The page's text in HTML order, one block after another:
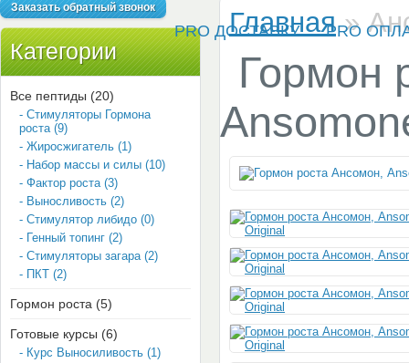
PRO ДОСТАВКУ PRO
Заказать обратный звонок
Категории
Все пептиды (20)
- Стимуляторы Гормона
роста (9)
- Жиросжигатель (1)
- Набор массы и силы (10)
- Фактор роста (3)
- Выносливость (2)
- Стимулятор либидо (0)
- Генный топинг (2)
- Стимуляторы загара (2)
- ПКТ (2)
Гормон роста (5)
Готовые курсы (6)
- Курс Выносиливость (1)
Главная»
Гормон